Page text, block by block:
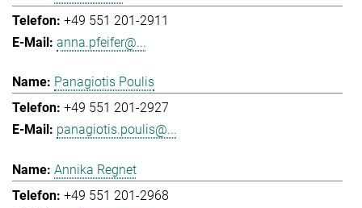
+49 551 201-2911
anna.pfeifer@...
Panagiotis Poulis
+49 551 201-2927
panagiotis.poulis@...
Annika Regnet
+49 551 201-2968